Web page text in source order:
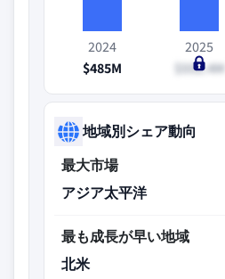
2024
$485M
2025
$552.4M
地域別シェア動向
最大市場
アジア太平洋
最も成長が早い地域
北米